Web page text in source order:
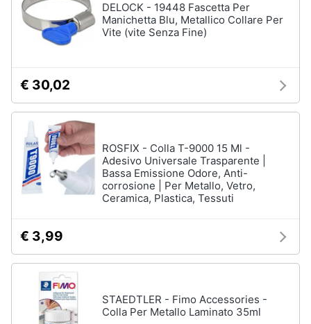
DELOCK - 19448 Fascetta Per
Manichetta Blu, Metallico Collare Per
Vite (vite Senza Fine)
€ 30,02
ROSFIX - Colla T-9000 15 Ml -
Adesivo Universale Trasparente |
Bassa Emissione Odore, Anti-
corrosione | Per Metallo, Vetro,
Ceramica, Plastica, Tessuti
€ 3,99
STAEDTLER - Fimo Accessories -
Colla Per Metallo Laminato 35ml